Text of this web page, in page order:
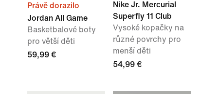
Právě dorazilo
Jordan All Game
Basketbalové boty
pro větší děti
59,99 €
Nike Jr. Mercurial
Superfly 11 Club
Vysoké kopačky na
různé povrchy pro
menší děti
54,99 €